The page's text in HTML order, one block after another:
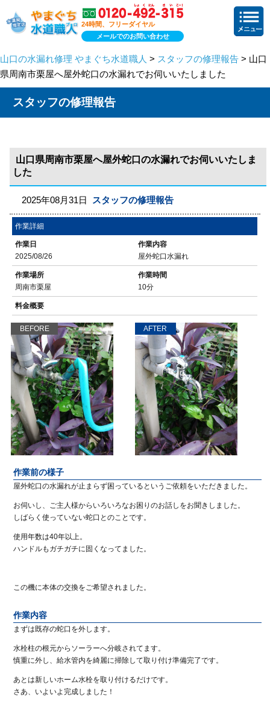
24時間、フリーダイヤル
メールでのお問い合わせ
山口の水漏れ修理 やまぐち水道職人 > スタッフの修理報告 > 山口
県周南市栗屋へ屋外蛇口の水漏れでお伺いいたしました
スタッフの修理報告
山口県周南市栗屋へ屋外蛇口の水漏れでお伺いいたしま
した
2025年08月31日 スタッフの修理報告
作業詳細
作業日
2025/08/26
作業内容
屋外蛇口水漏れ
作業場所
周南市栗屋
作業時間
10分
料金概要
BEFORE AFTER
作業前の様子
屋外蛇口の水漏れが止まらず困っているというご依頼をいただきました。
お伺いし、ご主人様からいろいろなお困りのお話しをお聞きしました。
しばらく使っていない蛇口とのことです。
使用年数は40年以上。
ハンドルもガチガチに固くなってました。
この機に本体の交換をご希望されました。
作業内容
まずは既存の蛇口を外します。
水栓柱の根元からソーラーへ分岐されてます。
慎重に外し、給水管内を綺麗に掃除して取り付け準備完了です。
あとは新しいホーム水栓を取り付けるだけです。
さあ、いよいよ完成しました！